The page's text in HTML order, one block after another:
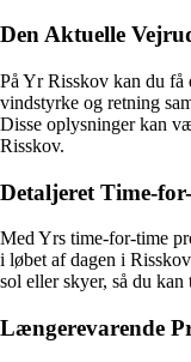
Den Aktuelle
På Yr Risskov kan du få
vindstyrke og retning
Disse oplysninger kan
Risskov.
Detaljeret Time-
Med Yrs time-for-time
i løbet af dagen i
sol eller skyer, så du kan
Længerevarende